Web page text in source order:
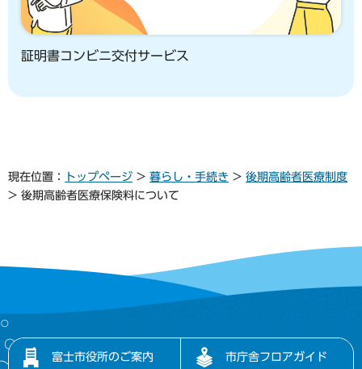
証明書コンビニ交付サービス
現在位置： トップページ > 暮らし・手続き > 後期高齢者医療制度
> 後期高齢者医療保険料について
富士市役所のご案内 市庁舎フロアガイド